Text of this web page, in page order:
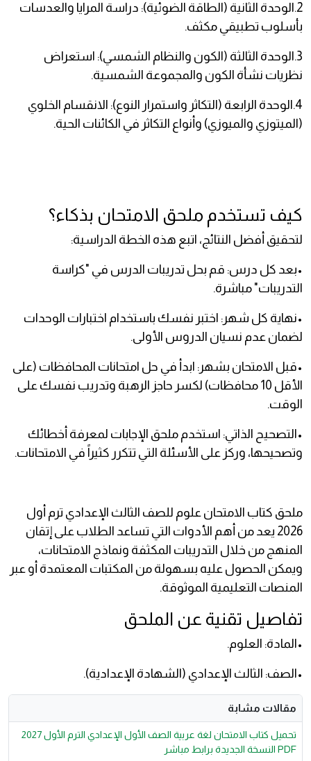
2.الوحدة الثانية (الطاقة الضوئية): دراسة المرايا والعدسات
بأسلوب تطبيقي مكثف.
3.الوحدة الثالثة (الكون والنظام الشمسي): استعراض
نظريات نشأة الكون والمجموعة الشمسية.
4.الوحدة الرابعة (التكاثر واستمرار النوع): الانقسام الخلوي
(الميتوزي والميوزي) وأنواع التكاثر في الكائنات الحية.
كيف تستخدم ملحق الامتحان بذكاء؟
لتحقيق أفضل النتائج، اتبع هذه الخطة الدراسية:
•بعد كل درس: قم بحل تدريبات الدرس في "كراسة
التدريبات" مباشرة.
•نهاية كل شهر: اختبر نفسك باستخدام اختبارات الوحدات
لضمان عدم نسيان الدروس الأولى.
•قبل الامتحان بشهر: ابدأ في حل امتحانات المحافظات (على
الأقل 10 محافظات) لكسر حاجز الرهبة وتدريب نفسك على
الوقت.
•التصحيح الذاتي: استخدم ملحق الإجابات لمعرفة أخطائك
وتصحيحها، وركز على الأسئلة التي تتكرر كثيراً في الامتحانات.
ملحق كتاب الامتحان علوم للصف الثالث الإعدادي ترم أول
2026 يعد من أهم الأدوات التي تساعد الطلاب على إتقان
المنهج من خلال التدريبات المكثفة ونماذج الامتحانات،
ويمكن الحصول عليه بسهولة من المكتبات المعتمدة أو عبر
المنصات التعليمية الموثوقة.
تفاصيل تقنية عن الملحق
•المادة: العلوم.
•الصف: الثالث الإعدادي (الشهادة الإعدادية).
مقالات مشابة
تحميل كتاب الامتحان لغة عربية الصف الأول الإعدادي الترم الأول 2027
PDF النسخة الجديدة برابط مباشر